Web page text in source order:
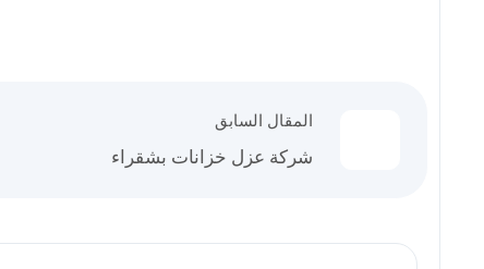
المقال السابق
شركة عزل خزانات بشقراء